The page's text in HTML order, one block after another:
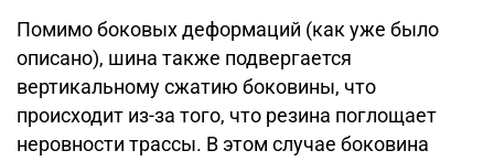
Помимо боковых деформаций (как уже было
описано), шина также подвергается
вертикальному сжатию боковины, что
происходит из-за того, что резина поглощает
неровности трассы. В этом случае боковина